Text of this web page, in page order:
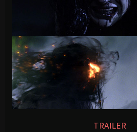
TRAILER